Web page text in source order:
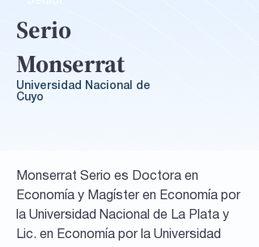
Serio
Monserrat
Universidad Nacional de
Cuyo
Monserrat Serio es Doctora en
Economía y Magíster en Economía por
la Universidad Nacional de La Plata y
Lic. en Economía por la Universidad